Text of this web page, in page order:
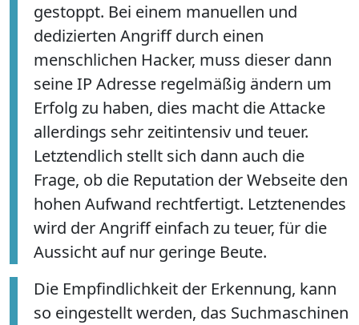
gestoppt. Bei einem manuellen und
dedizierten Angriff durch einen
menschlichen Hacker, muss dieser dann
seine IP Adresse regelmäßig ändern um
Erfolg zu haben, dies macht die Attacke
allerdings sehr zeitintensiv und teuer.
Letztendlich stellt sich dann auch die
Frage, ob die Reputation der Webseite den
hohen Aufwand rechtfertigt. Letztenendes
wird der Angriff einfach zu teuer, für die
Aussicht auf nur geringe Beute.
Die Empfindlichkeit der Erkennung, kann
so eingestellt werden, das Suchmaschinen